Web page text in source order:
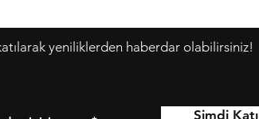
yeniliklerden haberdar olabilirsiniz!
Şimdi Katıl